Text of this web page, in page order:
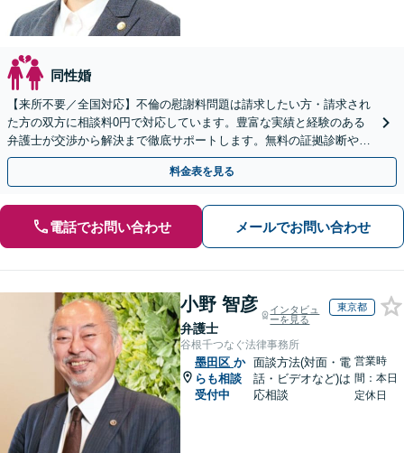
同性婚
【来所不要／全国対応】不倫の慰謝料問題は請求したい方・請求され
た方の双方に相談料0円で対応しています。豊富な実績と経験のある
弁護士が交渉から解決まで徹底サポートします。無料の証拠診断や着
手金の返還保証もありますので安心してご相談ください。
料金表を見る
電話でお問い合わせ メールでお問い合わせ
小野 智彦
弁護士
インタビュ
ーを見る
東京都
谷根千つなぐ法律事務所
墨田区 か
らも相談
受付中
面談方法(対面・電
話・ビデオなど)は
応相談
営業時
間：本日
定休日